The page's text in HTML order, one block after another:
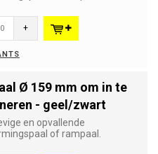
+
Ø 159 mm om in te
- geel/zwart
en opvallende
of rampaal.